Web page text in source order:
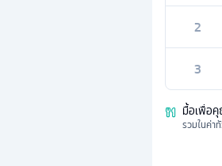
2
3
มื้อเพื่อ
รวมในค่า